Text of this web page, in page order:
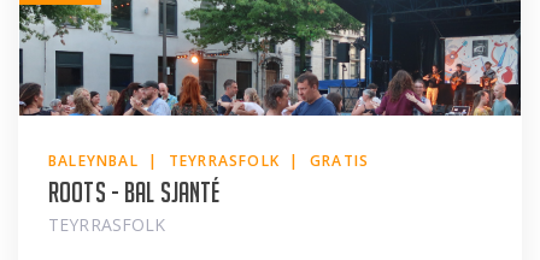
BALEYNBAL | TEYRRASFOLK | GRATIS
Roots - Bal Sjanté
TEYRRASFOLK